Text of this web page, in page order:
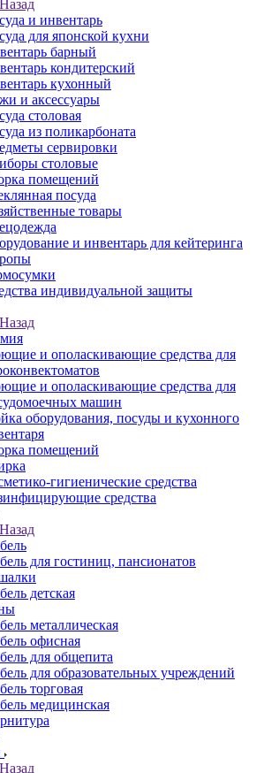
Назад
и инвентарь
для японской кухни
барный
кондитерский
кухонный
и аксессуары
столовая
из поликарбоната
сервировки
столовые
помещений
посуда
товары
и инвентарь для кейтеринга
индивидуальной защиты
Назад
и ополаскивающие средства для
и ополаскивающие средства для
машин
оборудования, посуды и кухонного
помещений
гигиенические средства
средства
Назад
для гостиниц, пансионатов
детская
металлическая
офисная
для общепита
для образовательных учреждений
торговая
медицинская
Назад